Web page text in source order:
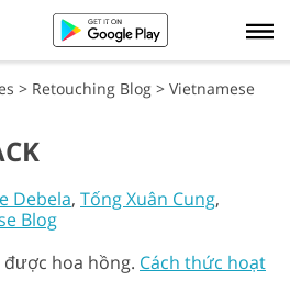
> Retouching Blog > Vietnamese
Debela, Tống Xuân Cung,
Blog
hoa hồng. Cách thức hoạt